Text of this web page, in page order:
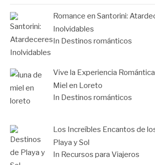
Romance en Santorini:
Inolvidables
In Destinos románticos
Vive la Experiencia
Miel en Loreto
In Destinos románticos
Los Increíbles Encantos de
Playa y Sol
In Recursos para Viajeros